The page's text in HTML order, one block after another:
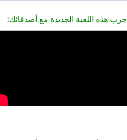
جرب هذه اللعبة الجديدة مع أصدقائك: